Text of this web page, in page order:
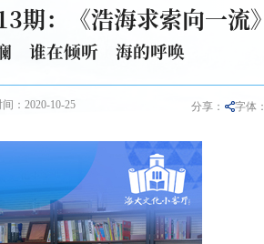
期：《浩海求索向一流》
谁在倾听 海的呼唤
：2020-10-25 分享： 字体：